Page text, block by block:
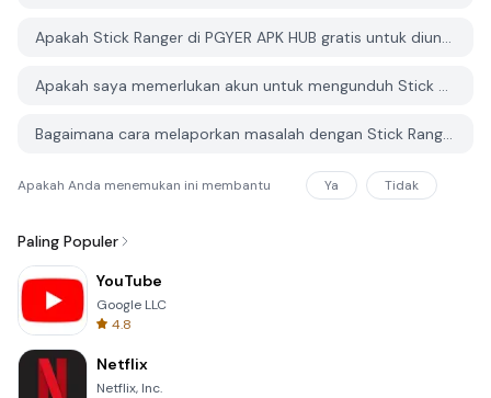
Apakah Stick Ranger di PGYER APK HUB gratis untuk diunduh?
Apakah saya memerlukan akun untuk mengunduh Stick Ranger dari PGYER APK HUB?
Bagaimana cara melaporkan masalah dengan Stick Ranger di PGYER APK HUB?
Apakah Anda menemukan ini membantu Ya Tidak
Paling Populer
YouTube
Google LLC
4.8
Netflix
Netflix, Inc.